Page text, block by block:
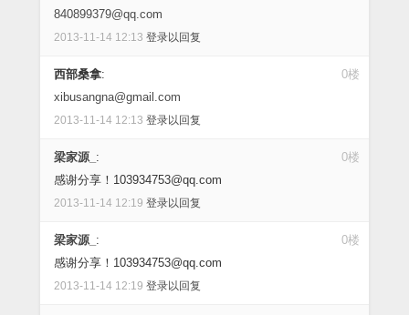
840899379@qq.com
2013-11-14 12:13 登录以回复
0楼
西部桑拿:
xibusangna@gmail.com
2013-11-14 12:13 登录以回复
0楼
梁家源_ :
感谢分享！103934753@qq.com
2013-11-14 12:19 登录以回复
0楼
梁家源_ :
感谢分享！103934753@qq.com
2013-11-14 12:19 登录以回复